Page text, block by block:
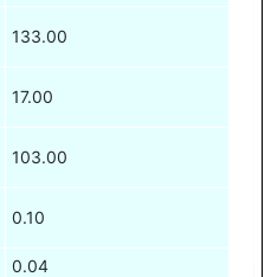
133.00
17.00
103.00
0.10
0.04